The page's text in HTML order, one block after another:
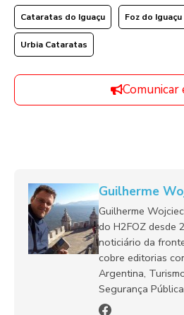
Cataratas do Iguaçu Foz do Iguaçu
Urbia Cataratas
Comunicar
Guilherme
Guilherme
do H2FOZ desde
noticiário da
cobre editorias
Argentina,
Segurança